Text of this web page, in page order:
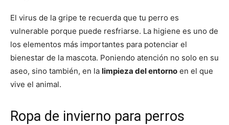
El virus de la gripe te recuerda que tu perro es
vulnerable porque puede resfriarse. La higiene es uno de
los elementos más importantes para potenciar el
bienestar de la mascota. Poniendo atención no solo en su
aseo, sino también, en la limpieza del entorno en el que
vive el animal.
Ropa de invierno para perros